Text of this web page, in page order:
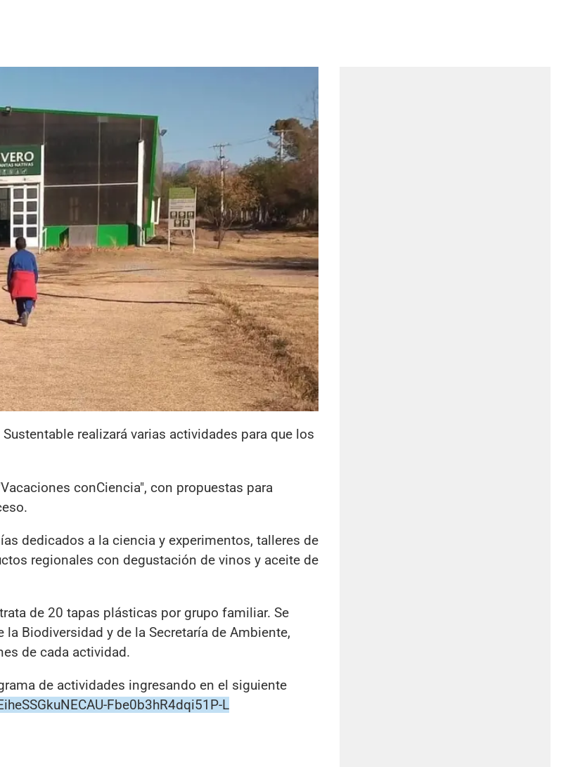
realizará varias actividades para que los
conCiencia", con propuestas para
dedicados a la ciencia y experimentos, talleres de
regionales con degustación de vinos y aceite de
de 20 tapas plásticas por grupo familiar. Se
Biodiversidad y de la Secretaría de Ambiente,
de cada actividad.
de actividades ingresando en el siguiente
Fbe0b3hR4dqi51P-L